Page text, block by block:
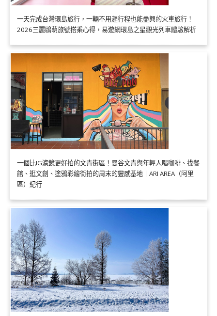
一天完成台灣環島旅行，一輛不用趕行程也能盡興的火車旅行！
2026三麗鷗萌旅號搭乘心得，易遊網環島之星觀光列車體驗解析
一個比IG濾鏡更好拍的文青街區！曼谷文青與年輕人喝咖啡、找餐
館、逛文創、塗鴉彩繪街拍的周末的靈感基地｜ARI AREA（阿里
區）紀行